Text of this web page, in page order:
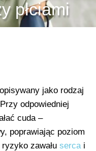
płciami
jako rodzaj
odpowiedniej
cuda –
poprawiając poziom
zawału sercai